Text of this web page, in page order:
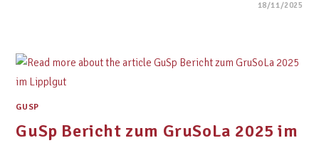
18/11/2025
GUSP
GuSp Bericht zum GruSoLa 2025 im